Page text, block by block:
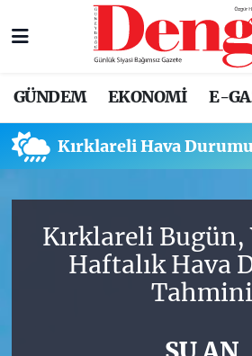
GÜNDEM EKONOMİ E-
Kırklareli Hava
Kırklareli Bugün,
Haftalık Hava
Tahmini
Nöbetçi Eczaneler
Trafik Durumu
Süper Lig Puan Durumu
Tüm Manşetler
Son Dakika Haberleri